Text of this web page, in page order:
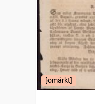
[omärkt]